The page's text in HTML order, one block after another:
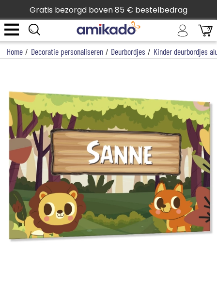
Gratis bezorgd boven 85 € bestelbedrag
Home / Decoratie personaliseren / Deurbordjes / Kinder deurbordjes